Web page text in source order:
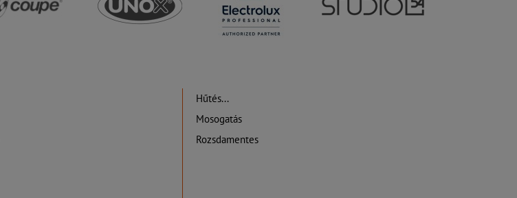
Hűtés...
Mosogatás
Rozsdamentes